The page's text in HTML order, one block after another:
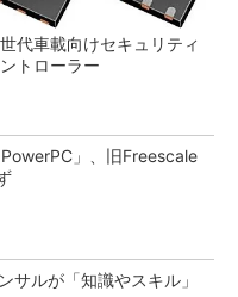
代車載向けセキュリティ
トローラー
」、旧Freescale
サルが「知識やスキル」